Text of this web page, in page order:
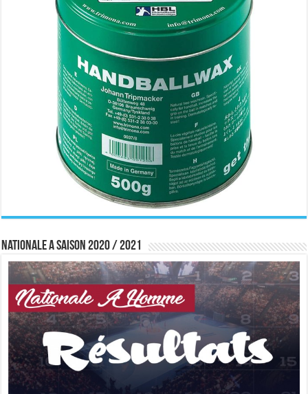
Nationale A saison 2020 / 2021